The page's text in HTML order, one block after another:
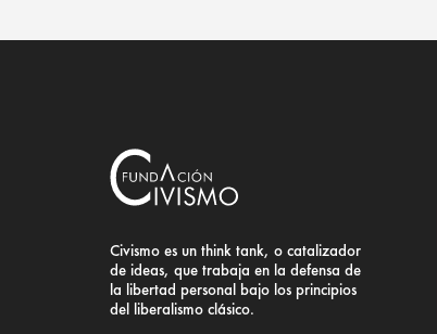
Civismo es un think tank, o catalizador
de ideas, que trabaja en la defensa de
la libertad personal bajo los principios
del liberalismo clásico.